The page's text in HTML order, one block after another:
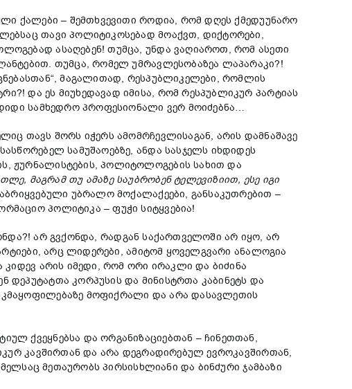
ქალები – შემთხვევითი როდია, რომ დღეს ქმედუუნარო
თავი პოლიტიკოსებად მოაქვთ, დიქტორები,
ასაღებენ! თუმცა, უნდა ვაღიაროთ, რომ ასეთი
თუმცა, რომელ უმრავლესობაზეა ლაპარაკი?!
მაგალითად, რესპუბლიკელები, რომლის
და ეს მიუხედავად იმისა, რომ რესპუბლიკურ პარტიას
სამხედრო პროფესიონალი ვერ მოიძებნა…
თავს შორს იჭერს ამომრჩევლისაგან, არის დამნაშავე
სამუშაოებზე, ანდა სასჯელს იხდიდეს
ჟურნალისტების, პოლიტოლოგების სახით და
, მაგრამ თუ ამაზე საუბრობენ ტელევიზიით, ესე იგი
უბრალო მოქალაქეები, განსაკუთრებით –
პოლიტიკა – ფუჭი სიტყვებია!
არ გვქონდა, რადგან საქართველოში არ იყო, არ
არც ლიდერები, ამიტომ ყოველგვარი ანალოგია
არის იმედი, რომ ორი ირაკლი და ბიძინა
დეპუტატთა კორპუსის და მინისტრთა კაბინეტს და
მოფიქრალი და არა დასავლეთის
ქვეყნებსა და ორგანიზაციებთან – ჩინეთთან,
კავშირთან და არა დეგრადირებულ ევროკავშირთან,
მეთაურობს პირსისხლიანი და ბინძური ჯამბაზი